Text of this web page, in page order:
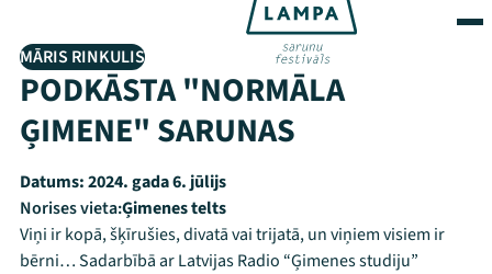
MĀRIS RINKULIS
PODKĀSTA "NORMĀLA
ĢIMENE" SARUNAS
Datums:2024. gada 6. jūlijs
Norises vieta:Ģimenes telts
Viņi ir kopā, šķīrušies, divatā vai trijatā, un viņiem visiem ir
bērni… Sadarbībā ar Latvijas Radio “Ģimenes studiju”